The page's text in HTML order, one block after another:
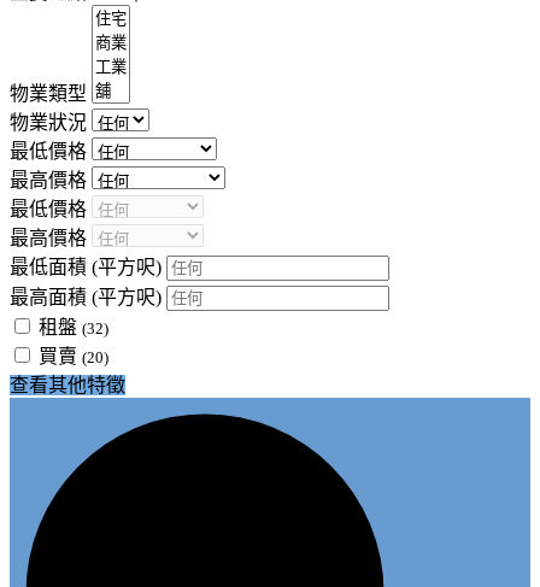
物業類型
物業狀況
最低價格
最高價格
最低價格
最高價格
最低面積 (平方呎)
最高面積 (平方呎)
租盤 (32)
買賣 (20)
查看其他特徵